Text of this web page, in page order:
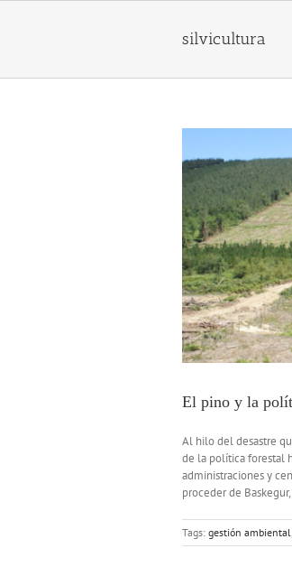
silvicultura
El pino y la
Al hilo del desastre
de la política forestal
administraciones y
proceder de
Tags: gestión ambiental,